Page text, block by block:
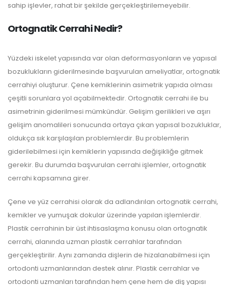
sahip işlevler, rahat bir şekilde gerçekleştirilemeyebilir.
Ortognatik Cerrahi Nedir?
Yüzdeki iskelet yapısında var olan deformasyonların ve yapısal
bozuklukların giderilmesinde başvurulan ameliyatlar, ortognatik
cerrahiyi oluşturur. Çene kemiklerinin asimetrik yapıda olması
çeşitli sorunlara yol açabilmektedir. Ortognatik cerrahi ile bu
asimetrinin giderilmesi mümkündür. Gelişim gerilikleri ve aşırı
gelişim anomalileri sonucunda ortaya çıkan yapısal bozukluklar,
oldukça sık karşılaşılan problemlerdir. Bu problemlerin
giderilebilmesi için kemiklerin yapısında değişikliğe gitmek
gerekir. Bu durumda başvurulan cerrahi işlemler, ortognatik
cerrahi kapsamına girer.
Çene ve yüz cerrahisi olarak da adlandırılan ortognatik cerrahi,
kemikler ve yumuşak dokular üzerinde yapılan işlemlerdir.
Plastik cerrahinin bir üst ihtisaslaşma konusu olan ortognatik
cerrahi, alanında uzman plastik cerrahlar tarafından
gerçekleştirilir. Aynı zamanda dişlerin de hizalanabilmesi için
ortodonti uzmanlarından destek alınır. Plastik cerrahlar ve
ortodonti uzmanları tarafından hem çene hem de diş yapısı